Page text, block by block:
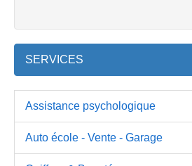
SERVICES
Assistance psychologique
Auto école - Vente - Garage